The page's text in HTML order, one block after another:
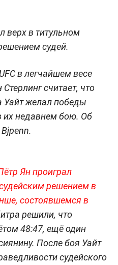
верх в титульном
судей.
в легчайшем весе
считает, что
Уайт желал победы
их недавнем бою. Об
Ян проиграл
решением в
состоявшемся в
решили, что
48:47, ещё один
После боя Уайт
судейского